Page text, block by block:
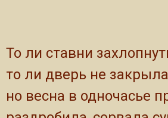
То ли ставни
то ли дверь не
но весна в одночасье